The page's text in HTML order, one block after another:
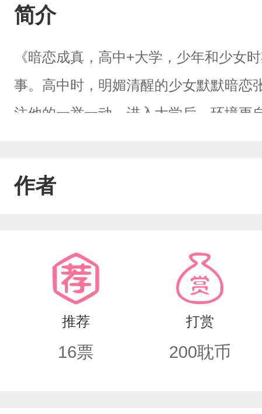
简介
《暗恋成真，高中+大学，少年和少女
事。高中时，明媚清醒的少女默默暗恋
注他的一举一动。进入大学后，环境更
乐，这个故事是暗恋成真的佳话，也
作者
推荐
16票
打赏
200耽币